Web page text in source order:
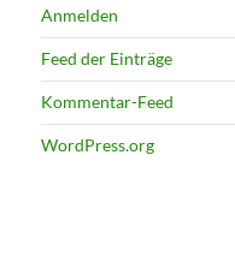
Anmelden
Feed der Einträge
Kommentar-Feed
WordPress.org